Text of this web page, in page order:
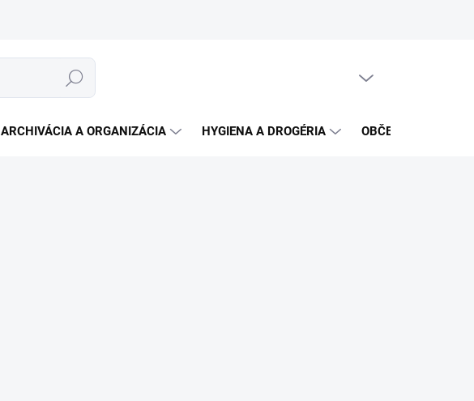
Hľadať
ARCHIVÁCIA A ORGANIZÁCIA HYGIENA A DROGÉRIA OBČERSTVENIE